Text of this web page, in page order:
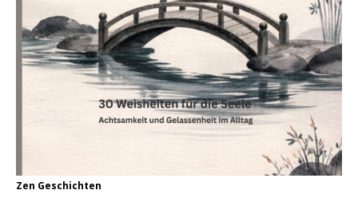
Zen Geschichten